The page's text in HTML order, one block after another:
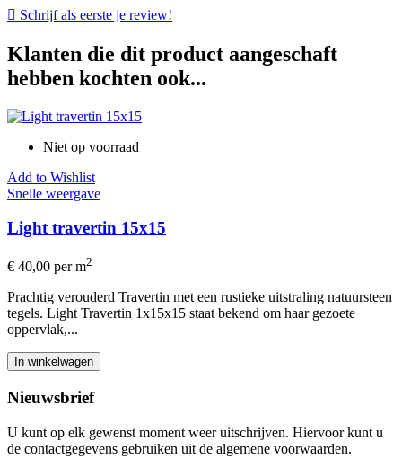
 Schrijf als eerste je review!
Klanten die dit product aangeschaft
hebben kochten ook...
Niet op voorraad
Add to Wishlist
Snelle weergave
Light travertin 15x15
€ 40,00 per m2
Prachtig verouderd Travertin met een rustieke uitstraling natuursteen
tegels. Light Travertin 1x15x15 staat bekend om haar gezoete
oppervlak,...
In winkelwagen
Nieuwsbrief
U kunt op elk gewenst moment weer uitschrijven. Hiervoor kunt u
de contactgegevens gebruiken uit de algemene voorwaarden.